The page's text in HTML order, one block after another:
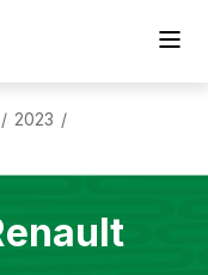
/ 2023 /